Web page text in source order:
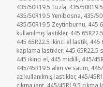
435/50R19.5 Tuzla, 435/
435/50R19.5 Yenibosna, 435/
435/50R19.5 Zeytinburnu, 445
kullanılmış lastikler, 445
445 65R22.5 ikinci el lastik, 445
kaplama lastikler, 445 65R22.5
445 ikinci el, 445 midilli, 445/
445/45R19.5 alım ve satım,
az kullanılmış lastikler, 445/